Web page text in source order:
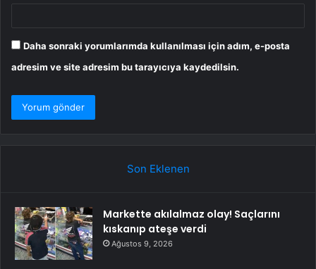
Daha sonraki yorumlarımda kullanılması için adım, e-posta
adresim ve site adresim bu tarayıcıya kaydedilsin.
Son Eklenen
Markette akılalmaz olay! Saçlarını
kıskanıp ateşe verdi
Ağustos 9, 2026